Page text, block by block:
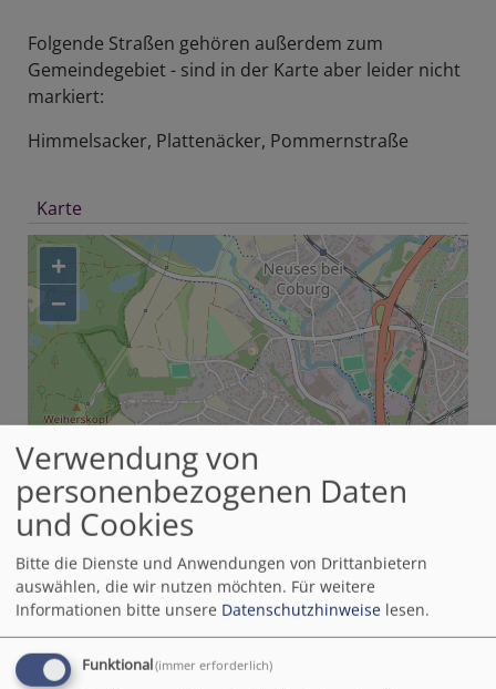
Folgende Straßen gehören außerdem zum
Gemeindegebiet - sind in der Karte aber leider nicht
markiert:
Himmelsacker, Plattenäcker, Pommernstraße
Karte
+
−
Verwendung von
personenbezogenen Daten
und Cookies
Bitte die Dienste und Anwendungen von Drittanbietern
auswählen, die wir nutzen möchten. Für weitere
Informationen bitte unsere Datenschutzhinweise lesen.
Funktional(immer erforderlich)